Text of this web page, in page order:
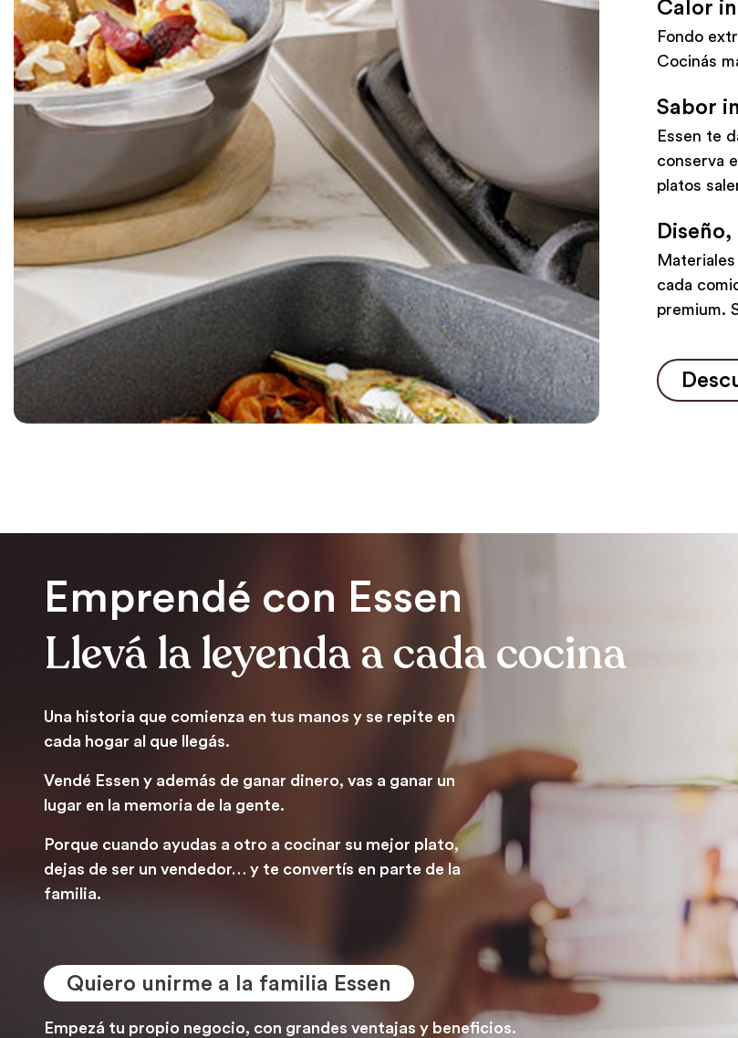
Calor
Fondo
Cocinás
Sabor
Essen te
conserva
platos
cada
premium.
Emprendé con Essen
Llevá la leyenda a cada cocina
Una historia que comienza en tus manos y se repite en
cada hogar al que llegás.
Vendé Essen y además de ganar dinero, vas a ganar un
lugar en la memoria de la gente.
Porque cuando ayudas a otro a cocinar su mejor plato,
dejas de ser un vendedor… y te convertís en parte de la
familia.
Quiero unirme a la familia Essen
Empezá tu propio negocio, con grandes ventajas y beneficios.